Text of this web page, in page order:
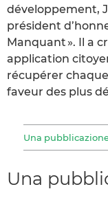
développement,
président
Manquant ». Il a
application
récupérer
faveur des plus
Una
Una